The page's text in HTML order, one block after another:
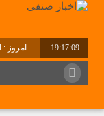
19:17:09 امروز :